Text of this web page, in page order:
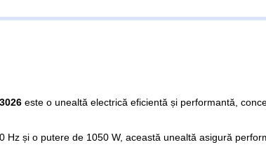
este o unealtă electrică eficientă și performantă,
Hz și o putere de 1050 W, această unealtă asigură